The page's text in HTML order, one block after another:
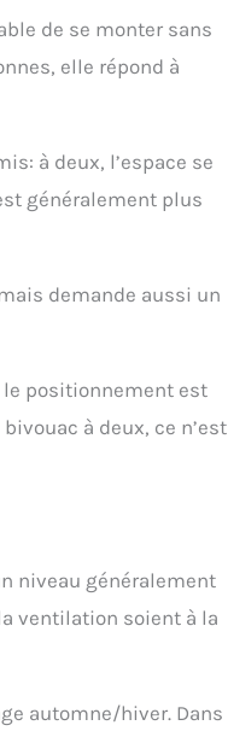
de se monter sans
elle répond à
à deux, l’espace se
généralement plus
demande aussi un
positionnement est
à deux, ce n’est
niveau généralement
ventilation soient à la
automne/hiver. Dans